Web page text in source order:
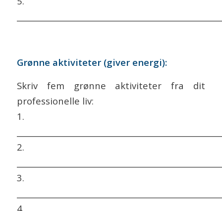
Grønne aktiviteter (giver energi):
Skriv fem grønne aktiviteter fra dit
professionelle liv:
1.
2.
3.
4.